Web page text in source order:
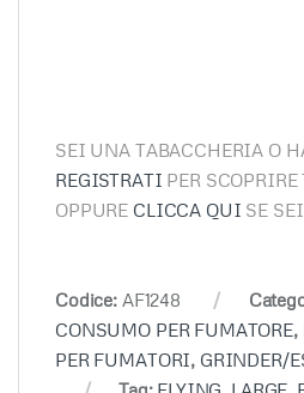
SEI UNA TABACCHERIA O
REGISTRATI PER SCOPRIRE
OPPURE CLICCA QUI SE
Codice: AF1248
CONSUMO PER FUMATORE,
PER FUMATORI, GRINDER/